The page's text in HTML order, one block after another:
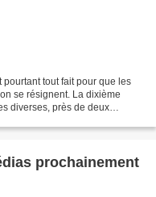
tout fait pour que les
se résignent. La dixième
diverses, près de deux
prochainement